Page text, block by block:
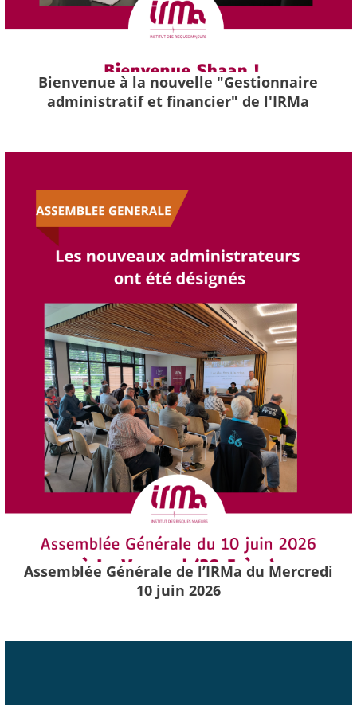
Bienvenue à la nouvelle "Gestionnaire
administratif et financier" de l'IRMa
Assemblée Générale de l’IRMa du Mercredi
10 juin 2026